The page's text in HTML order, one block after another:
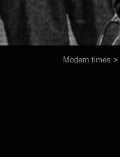
Modern times >